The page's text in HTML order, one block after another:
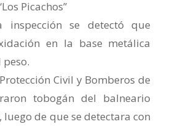
Picachos”
inspección se detectó que
en la base metálica
Civil y Bomberos de
tobogán del balneario
luego de que se detectara con